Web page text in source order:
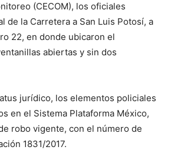
(CECOM), los oficiales
de la Carretera a San Luis Potosí, a
22, en donde ubicaron el
abiertas y sin dos
jurídico, los elementos policiales
en el Sistema Plataforma México,
robo vigente, con el número de
1831/2017.